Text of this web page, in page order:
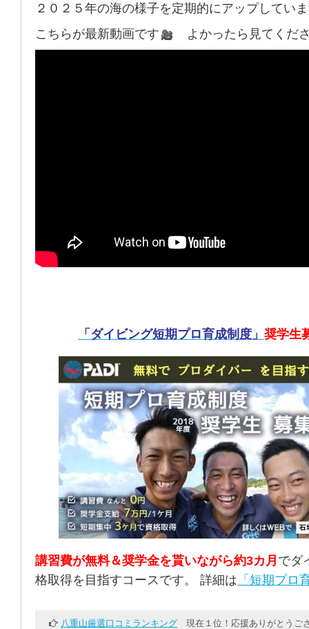
２０２５年の海の様子を定期的にアップしてい
こちらが最新動画です
よかったら見てくだ
「ダイビング短期プロ育成制度」 奨学生
講習費が無料＆奨学金を貰いながら約3カ月 でダ
格取得を目指すコースです。 詳細は 「短期プロ
八重山厳選口コミランキング 現在１位！応援ありがとうご